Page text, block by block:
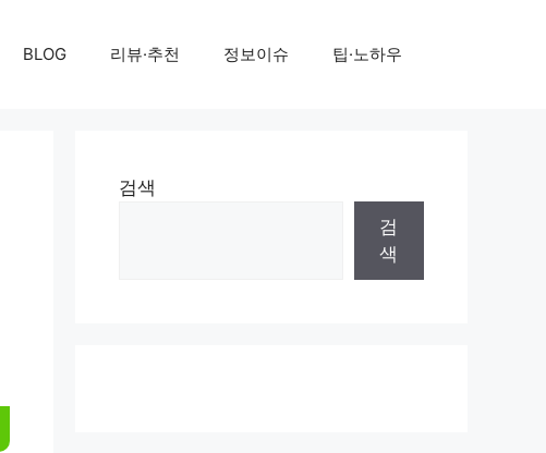
BLOG 리뷰·추천 정보이슈 팁·노하우
검색
검
색